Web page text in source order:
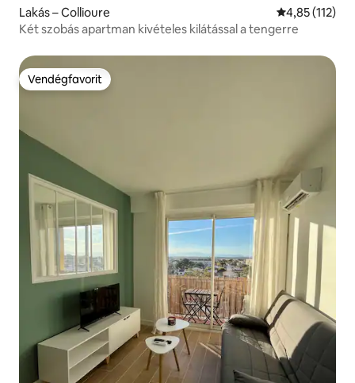
Lakás – Collioure Átlagos
4,85 (112)
Két szobás apartman kivételes kilátással a tengerre
Vendégfavorit
Vendégfavorit